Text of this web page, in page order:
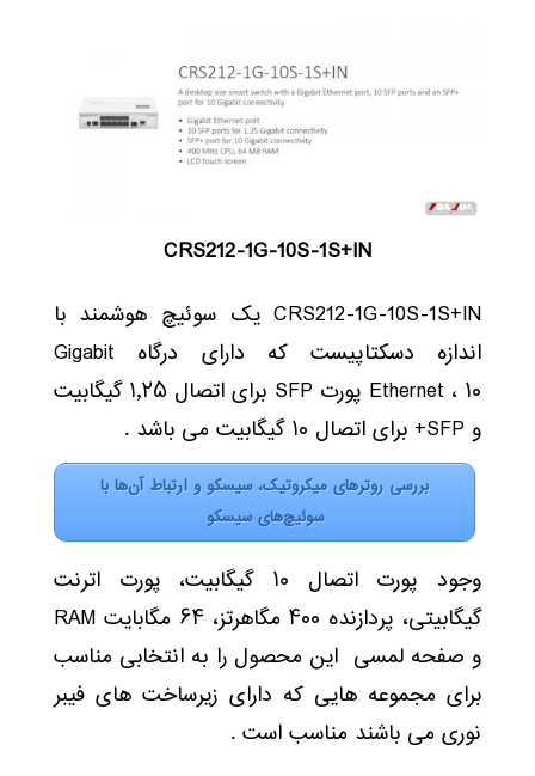
CRS212-1G-10S-1S+IN
CRS212-1G-10S-1S+IN یک سوئیچ هوشمند با
اندازه دسکتاپیست که دارای درگاه Gigabit
Ethernet ، ۱۰ پورت SFP برای اتصال ۱٫۲۵ گیگابیت
و SFP+ برای اتصال ۱۰ گیگابیت می باشد .
بررسی روترهای میکروتیک، سیسکو و ارتباط آن‌ها با
سوئیچ‌های سیسکو
وجود پورت اتصال ۱۰ گیگابیت، پورت اترنت
گیگابیتی، پردازنده ۴۰۰ مگاهرتز، ۶۴ مگابایت RAM
و صفحه لمسی این محصول را به انتخابی مناسب
برای مجموعه هایی که دارای زیرساخت های فیبر
نوری می باشند مناسب است .